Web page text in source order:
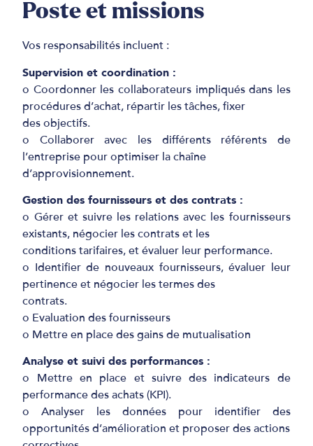
Poste et missions
Vos responsabilités incluent :
Supervision et coordination :
o Coordonner les collaborateurs impliqués dans les
procédures d’achat, répartir les tâches, fixer
des objectifs.
o Collaborer avec les différents référents de
l’entreprise pour optimiser la chaîne
d’approvisionnement.
Gestion des fournisseurs et des contrats :
o Gérer et suivre les relations avec les fournisseurs
existants, négocier les contrats et les
conditions tarifaires, et évaluer leur performance.
o Identifier de nouveaux fournisseurs, évaluer leur
pertinence et négocier les termes des
contrats.
o Evaluation des fournisseurs
o Mettre en place des gains de mutualisation
Analyse et suivi des performances :
o Mettre en place et suivre des indicateurs de
performance des achats (KPI).
o Analyser les données pour identifier des
opportunités d’amélioration et proposer des actions